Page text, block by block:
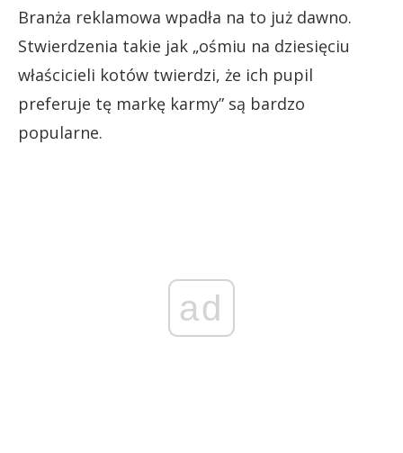
Branża reklamowa wpadła na to już dawno.
Stwierdzenia takie jak „ośmiu na dziesięciu
właścicieli kotów twierdzi, że ich pupil
preferuje tę markę karmy” są bardzo
popularne.
ad